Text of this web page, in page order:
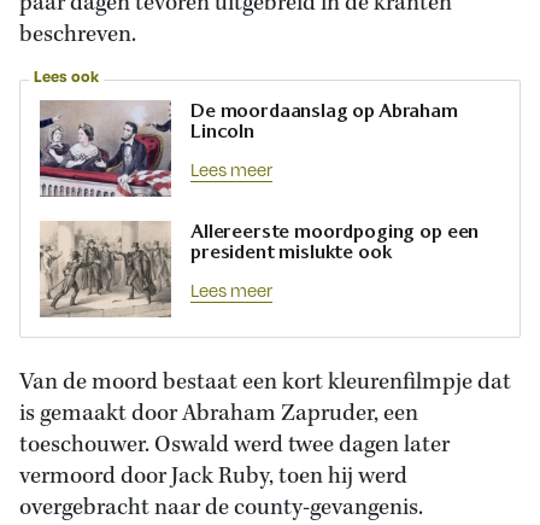
beschreven.
Lees ook
De moordaanslag op Abraham
Lincoln
Lees meer
Allereerste moordpoging op een
president mislukte ook
Lees meer
Van de moord bestaat een kort kleurenfilmpje dat
is gemaakt door Abraham Zapruder, een
toeschouwer. Oswald werd twee dagen later
vermoord door Jack Ruby, toen hij werd
overgebracht naar de county-gevangenis.